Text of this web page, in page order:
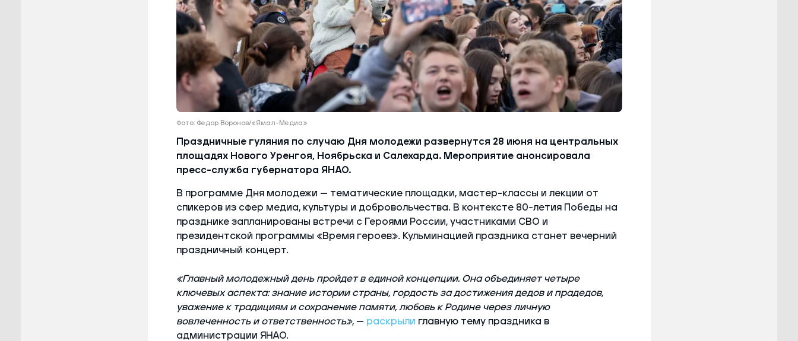
Фото: Федор Воронов/«Ямал-Медиа»
Праздничные гуляния по случаю Дня молодежи развернутся 28 июня на центральных
площадях Нового Уренгоя, Ноябрьска и Салехарда. Мероприятие анонсировала
пресс-служба губернатора ЯНАО.
В программе Дня молодежи — тематические площадки, мастер-классы и лекции от
спикеров из сфер медиа, культуры и добровольчества. В контексте 80-летия Победы на
празднике запланированы встречи с Героями России, участниками СВО и
президентской программы «Время героев». Кульминацией праздника станет вечерний
праздничный концерт.
«Главный молодежный день пройдет в единой концепции. Она объединяет четыре
ключевых аспекта: знание истории страны, гордость за достижения дедов и прадедов,
уважение к традициям и сохранение памяти, любовь к Родине через личную
вовлеченность и ответственность», — раскрыли главную тему праздника в
администрации ЯНАО.